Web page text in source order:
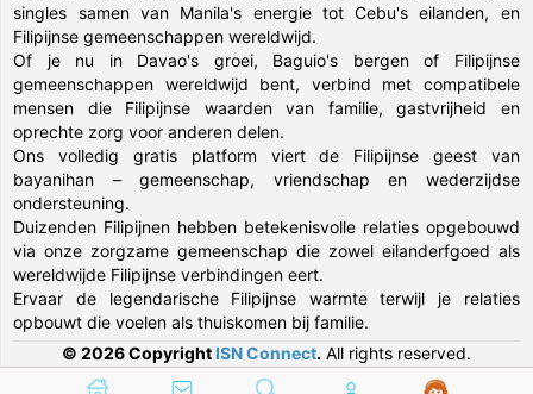
singles samen van Manila's energie tot Cebu's eilanden, en
Filipijnse gemeenschappen wereldwijd.
Of je nu in Davao's groei, Baguio's bergen of Filipijnse
gemeenschappen wereldwijd bent, verbind met compatibele
mensen die Filipijnse waarden van familie, gastvrijheid en
oprechte zorg voor anderen delen.
Ons volledig gratis platform viert de Filipijnse geest van
bayanihan – gemeenschap, vriendschap en wederzijdse
ondersteuning.
Duizenden Filipijnen hebben betekenisvolle relaties opgebouwd
via onze zorgzame gemeenschap die zowel eilanderfgoed als
wereldwijde Filipijnse verbindingen eert.
Ervaar de legendarische Filipijnse warmte terwijl je relaties
opbouwt die voelen als thuiskomen bij familie.
© 2026 Copyright ISN Connect. All rights reserved.